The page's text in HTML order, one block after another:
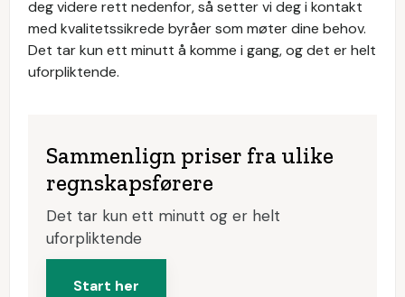
deg videre rett nedenfor, så setter vi deg i kontakt
med kvalitetssikrede byråer som møter dine behov.
Det tar kun ett minutt å komme i gang, og det er helt
uforpliktende.
Sammenlign priser fra ulike
regnskapsførere
Det tar kun ett minutt og er helt
uforpliktende
Start her